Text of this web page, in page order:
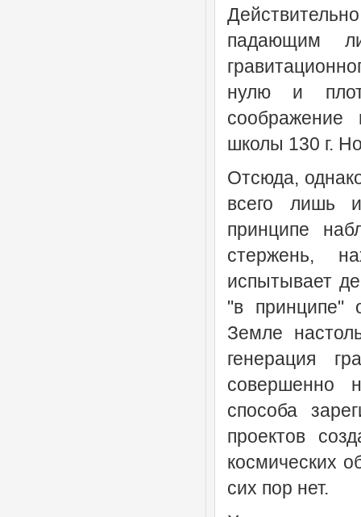
падающим
нулю и
соображение
школы 130 г.
Отсюда,
всего лишь
принципе
стержень,
испытывает
"в принципе"
Земле
генерация
совершенно
способа
проектов
космических
сих пор нет.